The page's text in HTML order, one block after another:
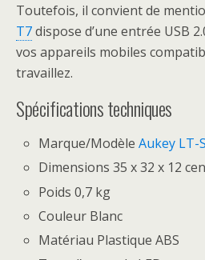
Toutefois, il convient de
T7dispose d’une entrée USB
vos appareils mobiles
travaillez.
Spécifications techniques
Marque/ModèleAukey LT-
Dimensions 35 x 32 x 12
Poids 0,7 kg
Couleur Blanc
Matériau Plastique ABS